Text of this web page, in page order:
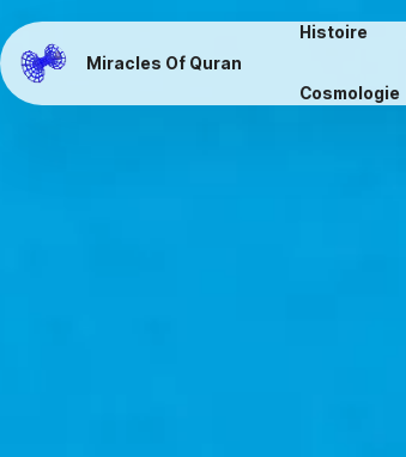
Miracles Of Quran
Histoire
Cosmologie